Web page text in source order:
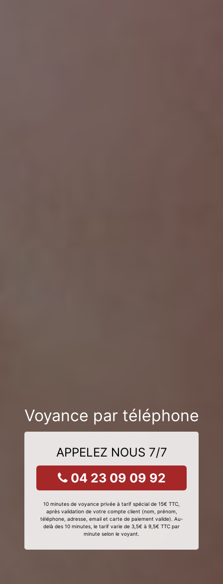
Voyance par téléphone
APPELEZ NOUS 7/7
04 23 09 09 92
10 minutes de voyance privée à tarif spécial de 15€ TTC,
après validation de votre compte client (nom, prénom,
téléphone, adresse, email et carte de paiement valide). Au-
delà des 10 minutes, le tarif varie de 3,5€ à 9,5€ TTC par
minute selon le voyant.